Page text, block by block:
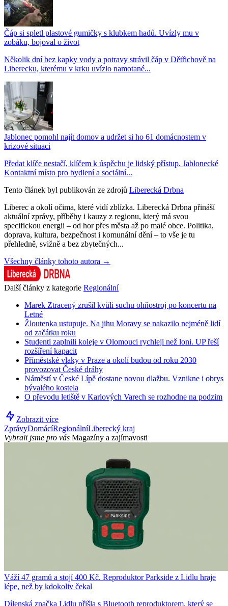
Čáp si spletl plastové gumičky s klubkem hadů. Uvízly mu v
zobáku, bojoval o život
Několik dní bez kapky vody a potravy strávil čáp v Dětřichově na
Liberecku, kterému v krku uvízlo namotané...
Jablonec pomohl najít domov a udržet si ho 61 domácnostem v
krizové situaci
Předat klíče nestačí, klíčem k úspěchu je lidský přístup. Jablonecké
Kontaktní místo pro bydlení a sociální...
Tento článek byl publikován ze zdrojů Liberecká Drbna
Liberec a okolí očima, které vidí zblízka. Liberecká Drbna přináší
aktuální zprávy, příběhy i kauzy z regionu, který má svou
specifickou energii – od hor přes města až po malé obce. Politika,
doprava, kultura, bezpečnost i komunální dění – to vše je tu
přehledně, svižně a bez zbytečných...
Všechny články tohoto autora →
Další články z kategorie Regionální
Marek Ztracený zrušil kvůli suchu ohňostroj po koncertu na
Letné
Žloutenka ustupuje. Na jihu Moravy se nakazilo nejméně lidí
od začátku roku
Studenti zaplnili koleje v Olomouci rychleji než loni. UP řeší
rozšíření kapacit
Příměstské vlaky v Praze a okolí budou od roku 2030
provozovat České dráhy
Náměstí v České Lípě dostane novou dlažbu. Vznikne i obrys
bývalého kostela
O převodu letiště v Karlových Varech se rozhodne na podzim
Zobrazit více
ZprávyDomácíRegionálníLiberecký kraj
Vybrali jsme pro vás Magazíny a zajímavosti
Váží 47 gramů a stojí 400 Kč. Reproduktor Parkside z Lidlu hraje
lépe, než by kdokoliv čekal
Dílenská značka Lidlu přišla s Bluetooth reproduktorem, který se